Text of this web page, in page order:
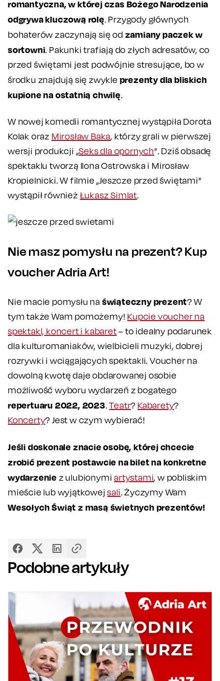
romantyczna, w której czas Bożego Narodzenia
odgrywa kluczową rolę. Przygody głównych
bohaterów zaczynają się od zamiany paczek w
sortowni. Pakunki trafiają do złych adresatów, co
przed świętami jest podwójnie stresujące, bo w
środku znajdują się zwykle prezenty dla bliskich
kupione na ostatnią chwilę.
W nowej komedii romantycznej wystąpiła Dorota
Kolak oraz Mirosław Baka, którzy grali w pierwszej
wersji produkcji „Seks dla opornych”. Dziś obsadę
spektaklu tworzą Ilona Ostrowska i Mirosław
Kropielnicki. W filmie „Jeszcze przed świętami”
wystąpił również Łukasz Simlat.
Nie masz pomysłu na prezent? Kup
voucher Adria Art!
Nie macie pomysłu na świąteczny prezent? W
tym także Wam pomożemy! Kupcie voucher na
spektakl, koncert i kabaret– to idealny podarunek
dla kulturomaniaków, wielbicieli muzyki, dobrej
rozrywki i wciągających spektakli. Voucher na
dowolną kwotę daje obdarowanej osobie
możliwość wyboru wydarzeń z bogatego
repertuaru 2022, 2023.Teatr? Kabarety?
Koncerty? Jest w czym wybierać!
Jeśli doskonale znacie osobę, której chcecie
zrobić prezent postawcie na bilet na konkretne
wydarzenie z ulubionymiartystami, w pobliskim
mieście lub wyjątkowejsali. Życzymy Wam
Wesołych Świąt z masą świetnych prezentów!
Podobne artykuły